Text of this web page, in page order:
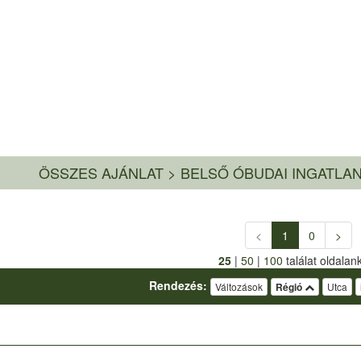
ÖSSZES AJÁNLAT> BELSŐ ÓBUDAI
< 1 0
>
25| 50 | 100 találat
Rendezés:
Változások Régió Utca